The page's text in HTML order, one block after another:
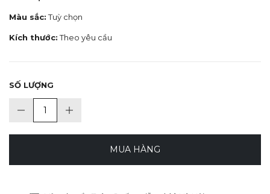
Màu sắc:Tuỳ chọn
Kích thước:Theo yêu cầu
SỐ LƯỢNG
MUA HÀNG